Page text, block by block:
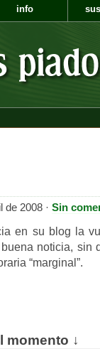
info
de 2008 · Sin
en su blog la
noticia, sin
“marginal”.
momento ↓